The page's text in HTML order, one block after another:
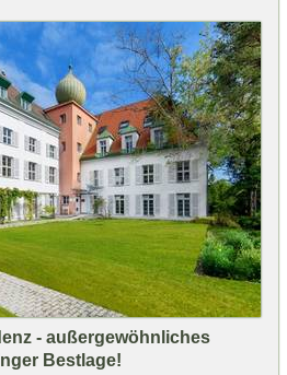
- außergewöhnliches
Bestlage!